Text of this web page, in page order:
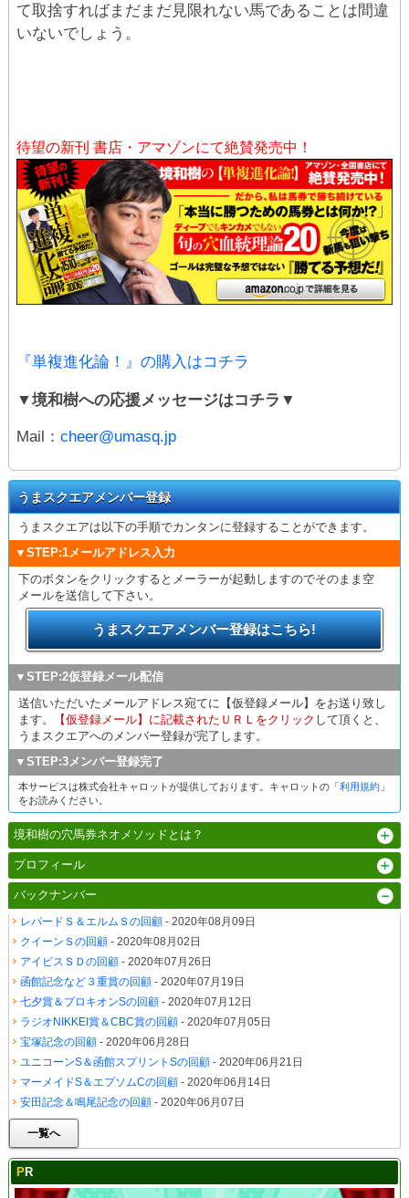
て取捨すればまだまだ見限れない馬であることは間違
いないでしょう。
待望の新刊 書店・アマゾンにて絶賛発売中！
『単複進化論！』の購入はコチラ
▼境和樹への応援メッセージはコチラ▼
Mail： cheer@umasq.jp
うまスクエアメンバー登録
うまスクエアは以下の手順でカンタンに登録することができます。
▼STEP:1メールアドレス入力
下のボタンをクリックするとメーラーが起動しますのでそのまま空
メールを送信して下さい。
うまスクエアメンバー登録はこちら!
▼STEP:2仮登録メール配信
送信いただいたメールアドレス宛てに【仮登録メール】をお送り致し
ます。
【仮登録メール】に記載されたＵＲＬをクリック して頂くと、
うまスクエアへのメンバー登録が完了します。
▼STEP:3メンバー登録完了
本サービスは株式会社キャロットが提供しております。キャロットの「利用規約」
をお読みください。
境和樹の穴馬券ネオメソッドとは？
プロフィール
バックナンバー
レパードＳ＆エルムＳの回顧- 2020年08月09日
クイーンＳの回顧- 2020年08月02日
アイビスＳＤの回顧- 2020年07月26日
函館記念など３重賞の回顧- 2020年07月19日
七夕賞＆プロキオンSの回顧- 2020年07月12日
ラジオNIKKEI賞＆CBC賞の回顧- 2020年07月05日
宝塚記念の回顧- 2020年06月28日
ユニコーンS＆函館スプリントSの回顧- 2020年06月21日
マーメイドS＆エプソムCの回顧- 2020年06月14日
安田記念＆鳴尾記念の回顧- 2020年06月07日
一覧へ
PR